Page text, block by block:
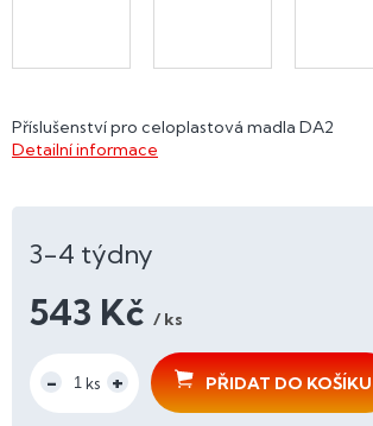
3-4 týdny
543 Kč / ks
cena:
PŘIDAT DO KOŠÍKU
Příslušenství pro celoplastová madla DA2
Detailní informace